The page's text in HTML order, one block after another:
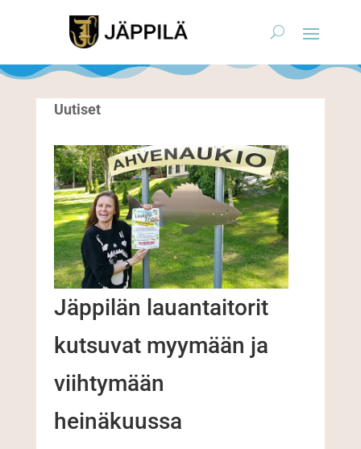
Uutiset
Jäppilän lauantaitorit
kutsuvat myymään ja
viihtymään
heinäkuussa